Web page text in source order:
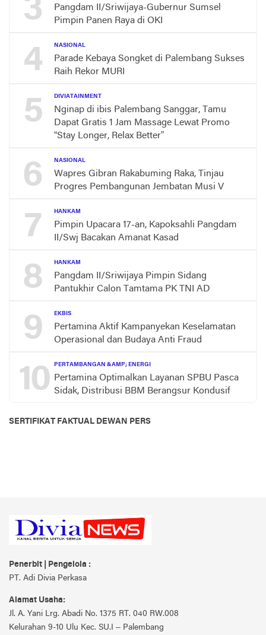
3
Pangdam II/Sriwijaya-Gubernur Sumsel
Pimpin Panen Raya di OKI
4 NASIONAL
Parade Kebaya Songket di Palembang Sukses
Raih Rekor MURI
5 DIVIATAINMENT
Nginap di ibis Palembang Sanggar, Tamu
Dapat Gratis 1 Jam Massage Lewat Promo
“Stay Longer, Relax Better”
6 NASIONAL
Wapres Gibran Rakabuming Raka, Tinjau
Progres Pembangunan Jembatan Musi V
7 HANKAM
Pimpin Upacara 17-an, Kapoksahli Pangdam
II/Swj Bacakan Amanat Kasad
8 HANKAM
Pangdam II/Sriwijaya Pimpin Sidang
Pantukhir Calon Tamtama PK TNI AD
9 EKBIS
Pertamina Aktif Kampanyekan Keselamatan
Operasional dan Budaya Anti Fraud
10 PERTAMBANGAN &AMP; ENERGI
Pertamina Optimalkan Layanan SPBU Pasca
Sidak, Distribusi BBM Berangsur Kondusif
SERTIFIKAT FAKTUAL DEWAN PERS
Penerbit | Pengelola :
PT. Adi Divia Perkasa
Alamat Usaha:
Jl. A. Yani Lrg. Abadi No. 1375 RT. 040 RW.008
Kelurahan 9-10 Ulu Kec. SU.I – Palembang